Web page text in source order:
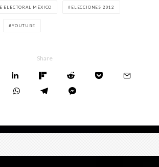
ELECTORAL MÉXICO ELECCIONES 2012
YOUTUBE
Share